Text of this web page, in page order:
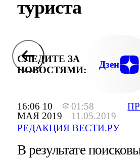
16:06 10
МАЯ 2019
01:58
11.05.2019
РЕДАКЦИЯ ВЕСТИ.РУ
туриста
СЛЕДИТЕ ЗА
НОВОСТЯМИ:
Дзен
В результате